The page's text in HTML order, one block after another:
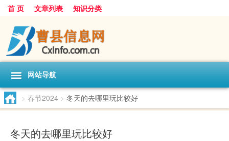
首 页 文章列表 知识分类
网站导航
> 春节2024 > 冬天的去哪里玩比较好
冬天的去哪里玩比较好